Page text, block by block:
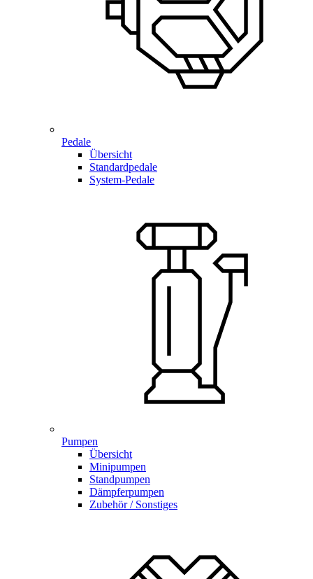
Pedale
Übersicht
Standardpedale
System-Pedale
Pumpen
Übersicht
Minipumpen
Standpumpen
Dämpferpumpen
Zubehör / Sonstiges